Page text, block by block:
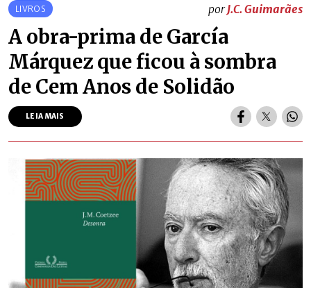
LIVROS porJ.C. Guimarães
A obra-prima de García
Márquez que ficou à sombra
de Cem Anos de Solidão
LEIA MAIS